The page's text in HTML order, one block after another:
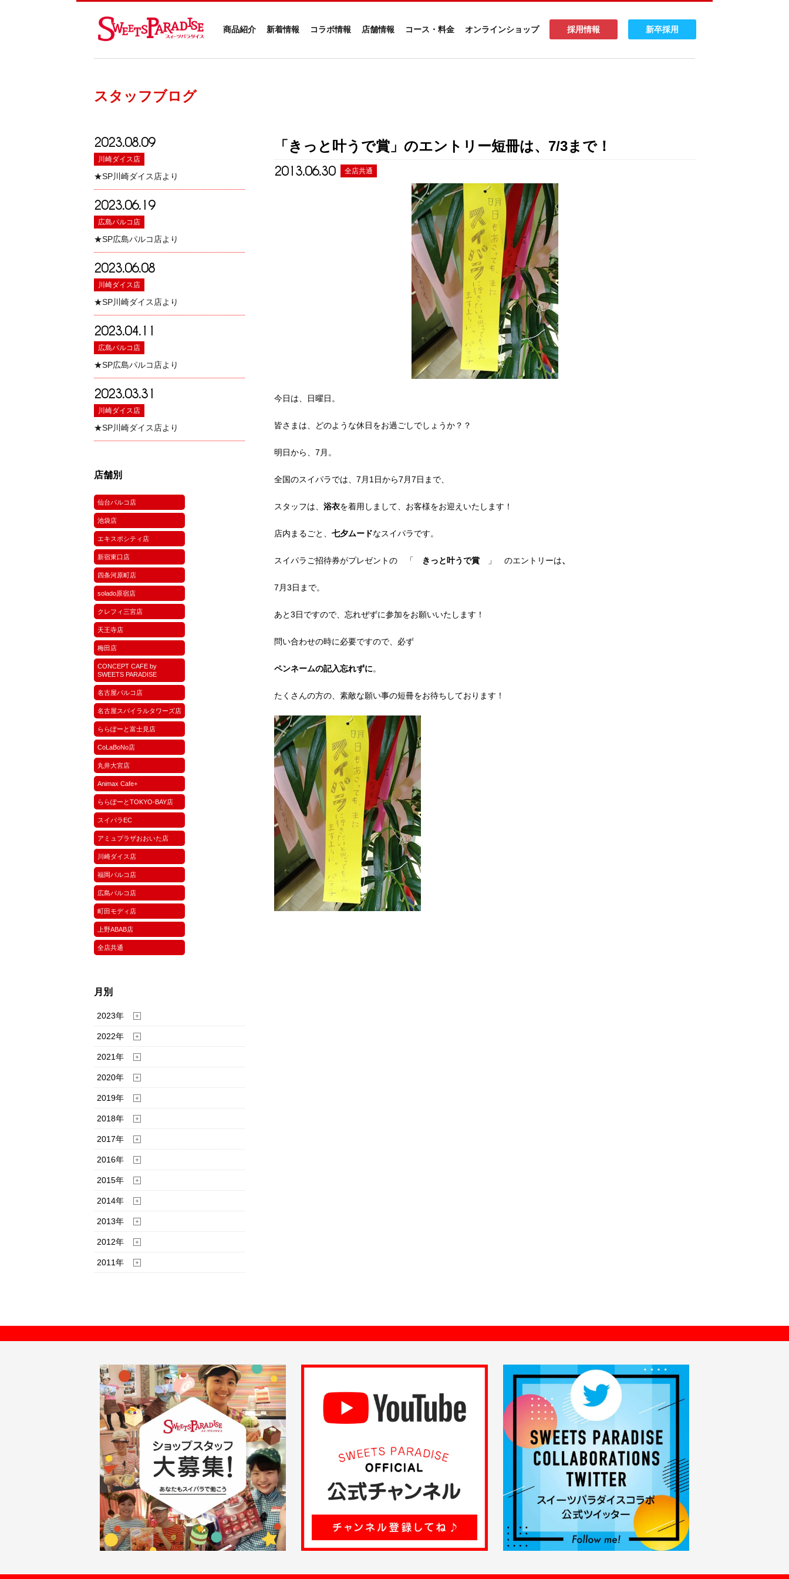
商品紹介 新着情報 コラボ情報 店舗情報 コース・料金 オンラインショップ 採用情報 新卒採用
スタッフブログ
2023.08.09
川崎ダイス店
★SP川崎ダイス店より
2023.06.19
広島パルコ店
★SP広島パルコ店より
2023.06.08
川崎ダイス店
★SP川崎ダイス店より
2023.04.11
広島パルコ店
★SP広島パルコ店より
2023.03.31
川崎ダイス店
★SP川崎ダイス店より
店舗別
仙台パルコ店
池袋店
エキスポシティ店
新宿東口店
四条河原町店
solado原宿店
クレフィ三宮店
天王寺店
梅田店
CONCEPT CAFE by
SWEETS PARADISE
名古屋パルコ店
名古屋スパイラルタワーズ店
ららぽーと富士見店
CoLaBoNo店
丸井大宮店
Animax Cafe+
ららぽーとTOKYO-BAY店
スイパラEC
アミュプラザおおいた店
川崎ダイス店
福岡パルコ店
広島パルコ店
町田モディ店
上野ABAB店
全店共通
月別
2023年
2022年
2021年
2020年
2019年
2018年
2017年
2016年
2015年
2014年
2013年
2012年
2011年
「きっと叶うで賞」のエントリー短冊は、7/3まで！
2013.06.30 全店共通
今日は、日曜日。
皆さまは、どのような休日をお過ごしでしょうか？？
明日から、7月。
全国のスイパラでは、7月1日から7月7日まで、
スタッフは、浴衣を着用しまして、お客様をお迎えいたします！
店内まるごと、七夕ムードなスイパラです。
スイパラご招待券がプレゼントの 「 きっと叶うで賞 」 のエントリーは、
7月3日まで。
あと3日ですので、忘れぜずに参加をお願いいたします！
問い合わせの時に必要ですので、必ず
ペンネームの記入忘れずに。
たくさんの方の、素敵な願い事の短冊をお待ちしております！